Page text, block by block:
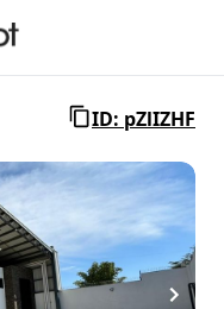
ID: pZlIZHF